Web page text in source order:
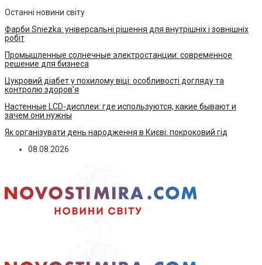
Останні новини світу
Фарби Sniezka: універсальні рішення для внутрішніх і зовнішніх
робіт
Промышленные солнечные электростанции: современное
решение для бизнеса
Цукровий діабет у похилому віці: особливості догляду та
контролю здоров’я
Настенные LCD-дисплеи: где используются, какие бывают и
зачем они нужны
Як організувати день народження в Києві: покроковий гід
08.08.2026